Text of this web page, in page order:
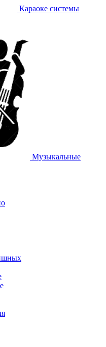
Караоке системы
Музыкальные